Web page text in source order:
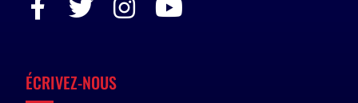
ÉCRIVEZ-NOUS